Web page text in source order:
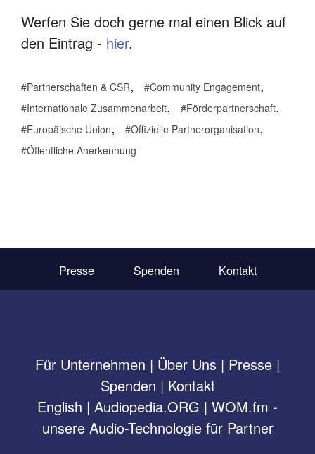
Werfen Sie doch gerne mal einen Blick auf
den Eintrag - hier.
Partnerschaften & CSR, Community Engagement,
Internationale Zusammenarbeit, Förderpartnerschaft,
Europäische Union, Offizielle Partnerorganisation,
Öffentliche Anerkennung
Presse Spenden Kontakt
Für Unternehmen | Über Uns | Presse |
Spenden | Kontakt
English | Audiopedia.ORG | WOM.fm -
unsere Audio-Technologie für Partner